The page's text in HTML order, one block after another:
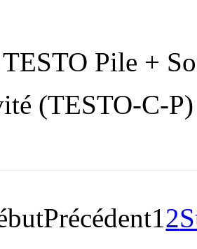
Pile +
(TESTO-C-
Précédent12